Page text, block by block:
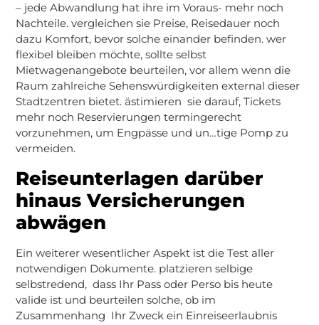
– jede Abwandlung hat ihre im Voraus- mehr noch
Nachteile. vergleichen sie Preise, Reisedauer noch
dazu Komfort, bevor solche einander befinden. wer
flexibel bleiben möchte, sollte selbst
Mietwagenangebote beurteilen, vor allem wenn die
Raum zahlreiche Sehenswürdigkeiten external dieser
Stadtzentren bietet. ästimieren sie darauf, Tickets
mehr noch Reservierungen termingerecht
vorzunehmen, um Engpässe und un…tige Pomp zu
vermeiden.
Reiseunterlagen darüber
hinaus Versicherungen
abwägen
Ein weiterer wesentlicher Aspekt ist die Test aller
notwendigen Dokumente. platzieren selbige
selbstredend, dass Ihr Pass oder Perso bis heute
valide ist und beurteilen solche, ob im
Zusammenhang Ihr Zweck ein Einreiseerlaubnis